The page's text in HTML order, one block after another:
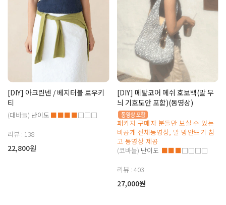
[DIY] 아크린넨 / 베지터블 로우키
티
(대바늘) 난이도 ■■■■□□□
리뷰 : 138
22,800원
[DIY] 메탈코어 메쉬 호보백(말 무
늬 기호도안 포함)(동영상)
패키지 구매자 분들만 보실 수 있는
비공개 전체동영상, 말 방안뜨기 참
고 동영상 제공
(코바늘) 난이도 ■■■□□□□
리뷰 : 403
27,000원